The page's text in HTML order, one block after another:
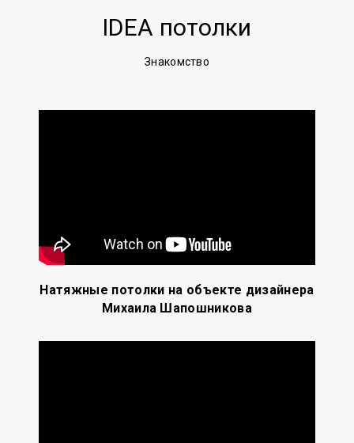
IDEA потолки
Знакомство
Натяжные потолки на объекте дизайнера
Михаила Шапошникова